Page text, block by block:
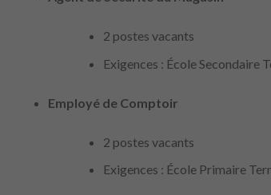
2 postes vacants
Exigences : École Secondaire
Employé de Comptoir
2 postes vacants
Exigences : École Primaire